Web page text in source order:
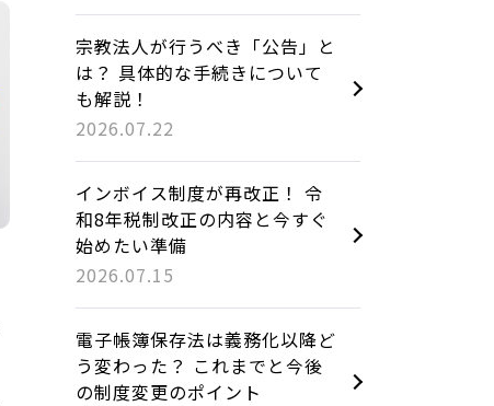
宗教法人が行うべき「公告」と
は？ 具体的な手続きについて
も解説！
2026.07.22
インボイス制度が再改正！ 令
和8年税制改正の内容と今すぐ
始めたい準備
2026.07.15
電子帳簿保存法は義務化以降ど
う変わった？ これまでと今後
の制度変更のポイント